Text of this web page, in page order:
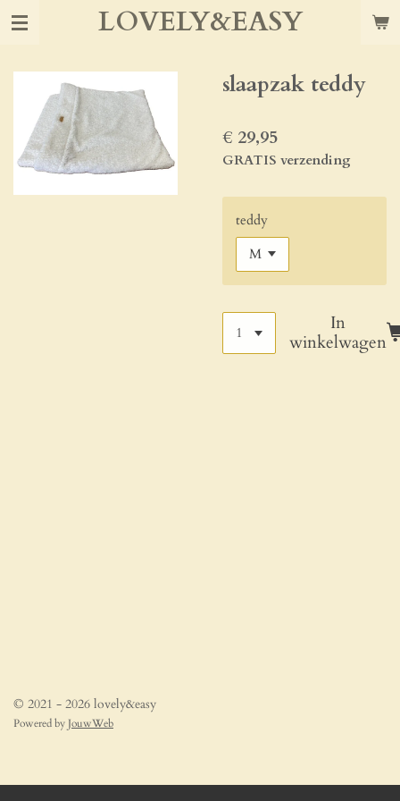
Ga
de
hoofdinhoud
LOVELY&EASY
slaapzak teddy
€ 29,95
GRATIS verzending
teddy
In
winkelwagen
© 2021 - 2026 lovely&easy
Powered byJouwWeb